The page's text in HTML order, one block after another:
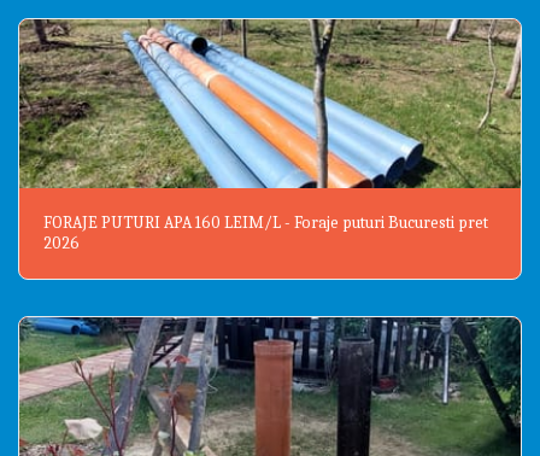
FORAJE PUTURI APA 160 LEIM/L - Foraje puturi Bucuresti pret
2026